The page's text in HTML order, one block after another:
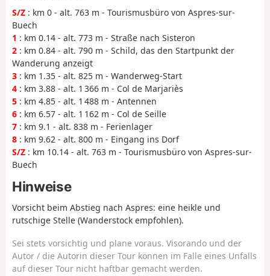
S/Z : km 0 - alt. 763 m - Tourismusbüro von Aspres-sur-
Buech
1 : km 0.14 - alt. 773 m - Straße nach Sisteron
2 : km 0.84 - alt. 790 m - Schild, das den Startpunkt der
Wanderung anzeigt
3 : km 1.35 - alt. 825 m - Wanderweg-Start
4 : km 3.88 - alt. 1 366 m - Col de Marjariès
5 : km 4.85 - alt. 1 488 m - Antennen
6 : km 6.57 - alt. 1 162 m - Col de Seille
7 : km 9.1 - alt. 838 m - Ferienlager
8 : km 9.62 - alt. 800 m - Eingang ins Dorf
S/Z : km 10.14 - alt. 763 m - Tourismusbüro von Aspres-sur-
Buech
Hinweise
Vorsicht beim Abstieg nach Aspres: eine heikle und
rutschige Stelle (Wanderstock empfohlen).
Sei stets vorsichtig und plane voraus. Visorando und der
Autor / die Autorin dieser Tour können im Falle eines Unfalls
auf dieser Tour nicht haftbar gemacht werden.